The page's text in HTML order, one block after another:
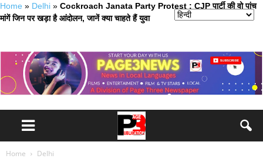
Home » Delhi » Cockroach Janata Party Protest : CJP पार्टी की वो पांच
मांगें जिन पर खड़ा है आंदोलन, जानें क्या चाहते हैं युवा
Home Delhi